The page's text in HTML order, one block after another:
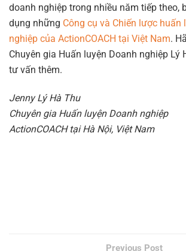
doanh nghiệp trong nhiều năm tiếp theo,
dụng những Công cụ và Chiến lược huấn
nghiệp của ActionCOACH tại Việt Nam.
Chuyên gia Huấn luyện Doanh nghiệp Lý
tư vấn thêm.
Jenny Lý Hà Thu
Chuyên gia Huấn luyện Doanh nghiệp
ActionCOACH tại Hà Nội, Việt Nam